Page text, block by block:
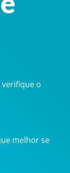
verifique o
melhor se